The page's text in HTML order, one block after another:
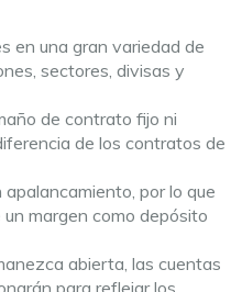
en una gran variedad de
sectores, divisas y
de contrato fijo ni
de los contratos de
por lo que
margen como depósito
abierta, las cuentas
para reflejar los